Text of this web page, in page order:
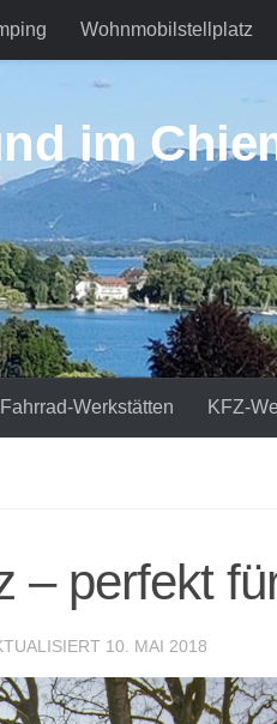
Wohnmobilstellplatz
im
Fahrrad-Werkstätten KFZ-
– perfekt
10. MAI 2018